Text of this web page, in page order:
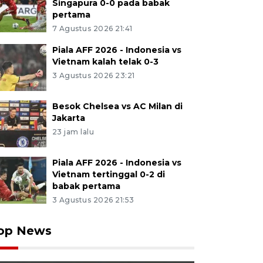
Singapura 0-0 pada babak
pertama
7 Agustus 2026 21:41
Piala AFF 2026 - Indonesia vs
Vietnam kalah telak 0-3
3 Agustus 2026 23:21
Besok Chelsea vs AC Milan di
Jakarta
23 jam lalu
Piala AFF 2026 - Indonesia vs
Vietnam tertinggal 0-2 di
babak pertama
3 Agustus 2026 21:53
News